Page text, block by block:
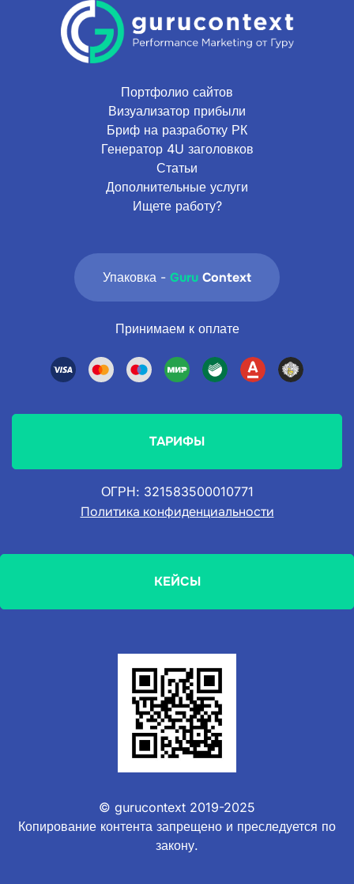
Портфолио сайтов
Визуализатор прибыли
Бриф на разработку РК
Генератор 4U заголовков
Статьи
Дополнительные услуги
Ищете работу?
Упаковка - Guru Context
Принимаем к оплате
ТАРИФЫ
ОГРН: 321583500010771
Политика конфиденциальности
КЕЙСЫ
© gurucontext 2019-2025
Копирование контента запрещено и преследуется по
закону.